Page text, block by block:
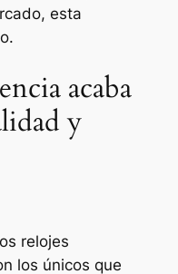
esta
acaba
y
relojes
los únicos que